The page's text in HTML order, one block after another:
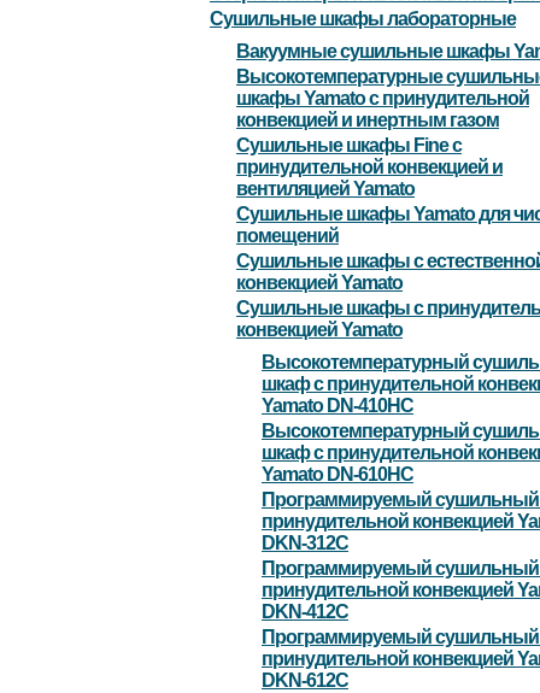
Сушильные шкафы лабораторные
Вакуумные сушильные шкафы
Высокотемпературные
шкафы Yamato с принудительной
конвекцией и инертным газом
Сушильные шкафы Fine с
принудительной конвекцией и
вентиляцией Yamato
Сушильные шкафы Yamato для
помещений
Сушильные шкафы с
конвекцией Yamato
Сушильные шкафы с
конвекцией Yamato
Высокотемпературный
шкаф с принудительной
Yamato DN-410HC
Высокотемпературный
шкаф с принудительной
Yamato DN-610HC
Программируемый
принудительной конвекцией
DKN-312С
Программируемый
принудительной конвекцией
DKN-412С
Программируемый
принудительной конвекцией
DKN-612С